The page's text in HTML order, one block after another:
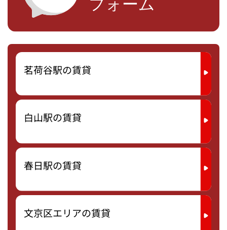
茗荷谷駅の賃貸
白山駅の賃貸
春日駅の賃貸
文京区エリアの賃貸